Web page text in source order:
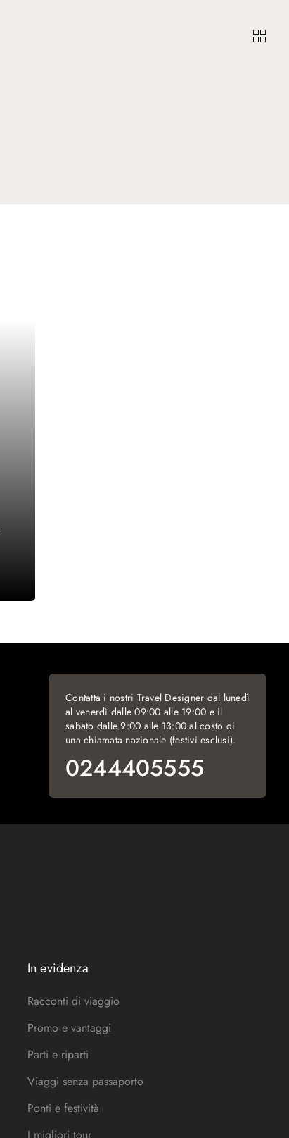
Contatta i nostri Travel Designer dal lunedì
al venerdì dalle 09:00 alle 19:00 e il
sabato dalle 9:00 alle 13:00 al costo di
una chiamata nazionale (festivi esclusi).
0244405555
In evidenza
Racconti di viaggio
Promo e vantaggi
Parti e riparti
Viaggi senza passaporto
Ponti e festività